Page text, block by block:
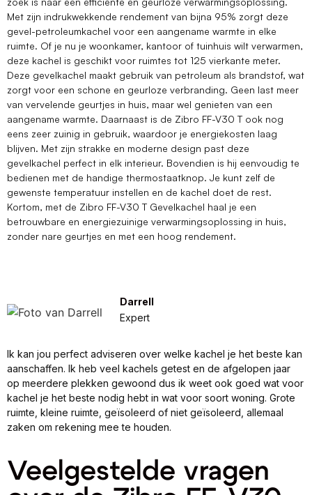
Met zijn indrukwekkende rendement van bijna 95% zorgt deze
gevel-petroleumkachel voor een aangename warmte in elke
ruimte. Of je nu je woonkamer, kantoor of tuinhuis wilt verwarmen,
deze kachel is geschikt voor ruimtes tot 125 vierkante meter.
Deze gevelkachel maakt gebruik van petroleum als brandstof, wat
zorgt voor een schone en geurloze verbranding. Geen last meer
van vervelende geurtjes in huis, maar wel genieten van een
aangename warmte. Daarnaast is de Zibro FF-V30 T ook nog
eens zeer zuinig in gebruik, waardoor je energiekosten laag
blijven. Met zijn strakke en moderne design past deze
gevelkachel perfect in elk interieur. Bovendien is hij eenvoudig te
bedienen met de handige thermostaatknop. Je kunt zelf de
gewenste temperatuur instellen en de kachel doet de rest.
Kortom, met de Zibro FF-V30 T Gevelkachel haal je een
betrouwbare en energiezuinige verwarmingsoplossing in huis,
zonder nare geurtjes en met een hoog rendement.
Darrell
Expert
Ik kan jou perfect adviseren over welke kachel je het beste kan
aanschaffen. Ik heb veel kachels getest en de afgelopen jaar
op meerdere plekken gewoond dus ik weet ook goed wat voor
kachel je het beste nodig hebt in wat voor soort woning. Grote
ruimte, kleine ruimte, geïsoleerd of niet geïsoleerd, allemaal
zaken om rekening mee te houden.
Veelgestelde vragen